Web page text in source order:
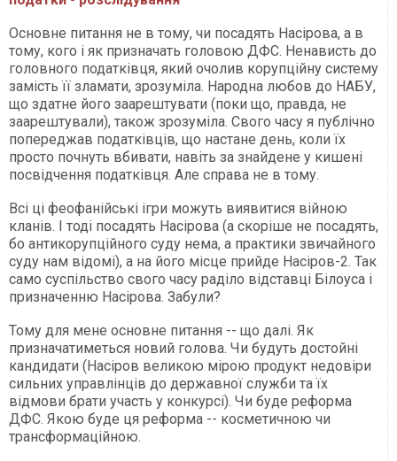
Основне питання не в тому, чи посадять Насірова, а в
тому, кого і як призначать головою ДФС. Ненависть до
головного податківця, який очолив корупційну систему
замість її зламати, зрозуміла. Народна любов до НАБУ,
що здатне його заарештувати (поки що, правда, не
заарештували), також зрозуміла. Свого часу я публічно
попереджав податківців, що настане день, коли їх
просто почнуть вбивати, навіть за знайдене у кишені
посвідчення податківця. Але справа не в тому.
Всі ці феофанійські ігри можуть виявитися війною
кланів. І тоді посадять Насірова (а скоріше не посадять,
бо антикорупційного суду нема, а практики звичайного
суду нам відомі), а на його місце прийде Насіров-2. Так
само суспільство свого часу раділо відставці Білоуса і
призначенню Насірова. Забули?
Тому для мене основне питання -- що далі. Як
призначатиметься новий голова. Чи будуть достойні
кандидати (Насіров великою мірою продукт недовіри
сильних управлінців до державної служби та їх
відмови брати участь у конкурсі). Чи буде реформа
ДФС. Якою буде ця реформа -- косметичною чи
трансформаційною.